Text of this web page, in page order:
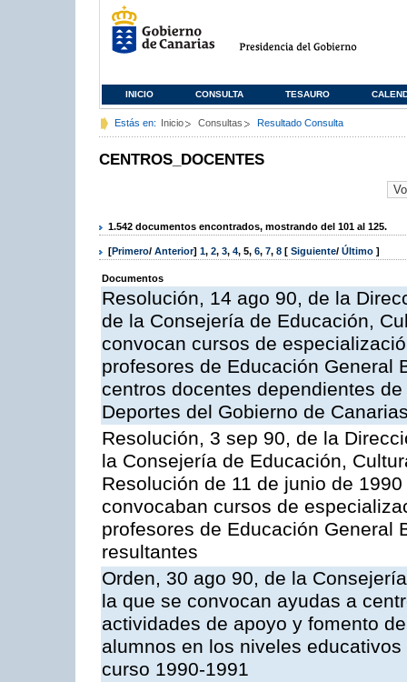
INICIO CONSULTA TESAURO
Estás en: Inicio Consultas Resultado Consulta
CENTROS_DOCENTES
1.542 documentos encontrados, mostrando del 101 al 125.
[Primero/ Anterior] 1, 2, 3, 4, 5, 6, 7, 8 [ Siguiente/ Último ]
Documentos
Resolución, 14 ago 90, de la
de la Consejería de Educación,
convocan cursos de
profesores de Educación General
centros docentes dependientes
Deportes del Gobierno de
Resolución, 3 sep 90, de la
la Consejería de Educación,
Resolución de 11 de junio de
convocaban cursos de
profesores de Educación General
resultantes
Orden, 30 ago 90, de la
la que se convocan ayudas a
actividades de apoyo y fomento
alumnos en los niveles
curso 1990-1991